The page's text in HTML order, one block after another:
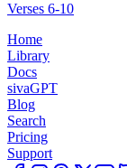
Verses 6-10
Home
Library
Docs
sivaGPT
Blog
Search
Pricing
Support